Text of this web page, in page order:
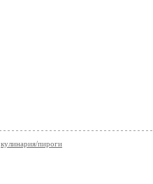
кулинария/пироги